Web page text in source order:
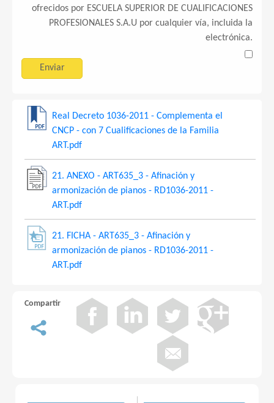
ofrecidos por ESCUELA SUPERIOR DE CUALIFICACIONES
PROFESIONALES S.A.U por cualquier vía, incluida la
electrónica.
Real Decreto 1036-2011 - Complementa el
CNCP - con 7 Cualificaciones de la Familia
ART.pdf
21. ANEXO - ART635_3 - Afinación y
armonización de pianos - RD1036-2011 -
ART.pdf
21. FICHA - ART635_3 - Afinación y
armonización de pianos - RD1036-2011 -
ART.pdf
Compartir